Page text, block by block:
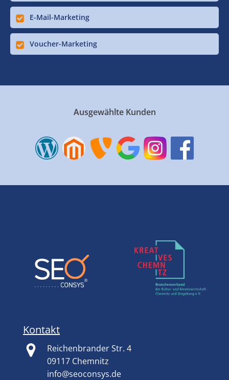
E-Mail-Marketing
Voucher-Marketing
Ausgewählte Kunden
Kontakt
Reichenbrander Str. 4
09117 Chemnitz
info@seoconsys.de